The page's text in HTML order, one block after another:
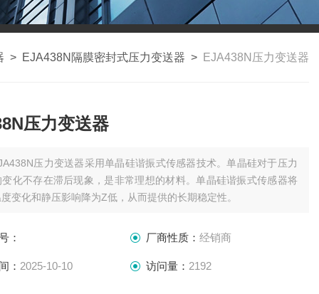
> EJA438N隔膜密封式压力变送器 > EJA438N压力变送器
压力变送器
压力变送器采用单晶硅谐振式传感器技术。单晶硅对于压力
化不存在滞后现象，是非常理想的材料。单晶硅谐振式传感器将
变化和静压影响降为Z低，从而提供的长期稳定性。
： 厂商性质： 经销商
： 2025-10-10 访问量： 2192